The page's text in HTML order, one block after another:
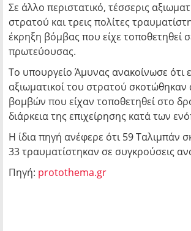
Σε άλλο περιστατικό, τέσσερις
στρατού και τρεις πολίτες
έκρηξη βόμβας που είχε τοποθετηθεί
πρωτεύουσας.
Το υπουργείο Άμυνας ανακοίνωσε ότι
αξιωματικοί του στρατού σκοτώθηκαν
βομβών που είχαν τοποθετηθεί στο
διάρκεια της επιχείρησης κατά των
Η ίδια πηγή ανέφερε ότι 59 Ταλιμπάν
33 τραυματίστηκαν σε συγκρούσεις
Πηγή: protothema.gr